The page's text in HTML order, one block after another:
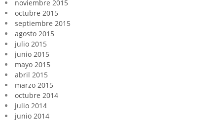
noviembre 2015
octubre 2015
septiembre 2015
agosto 2015
julio 2015
junio 2015
mayo 2015
abril 2015
marzo 2015
octubre 2014
julio 2014
junio 2014